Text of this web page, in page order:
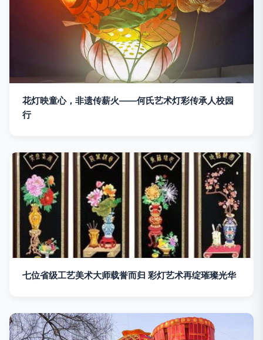
花灯映童心，非遗传薪火——何氏艺术灯彩传承人校园
行
七位省级工艺美术大师载誉而归 彩灯艺术再绽璀璨光华